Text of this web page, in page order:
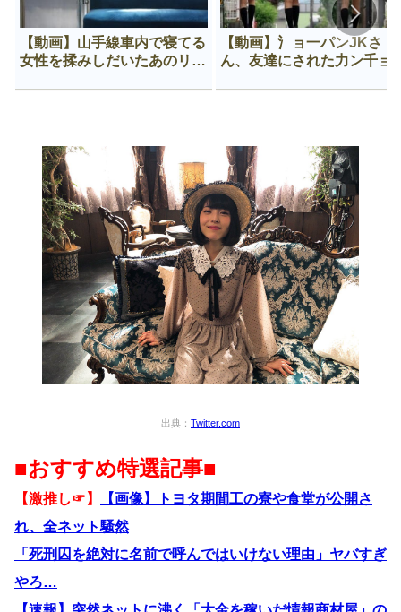
【動画】山手線車内で寝てる
女性を揉みしだいたあのリー
【動画】氵ョ一パンJKさ
ん、友達にされた力ン千ョ
出典： Twitter.com
■おすすめ特選記事■
【激推し☞】
【画像】トヨタ期間工の寮や食堂が公開さ
れ、全ネット騒然
「死刑囚を絶対に名前で呼んではいけない理由」ヤバすぎ
やろ…